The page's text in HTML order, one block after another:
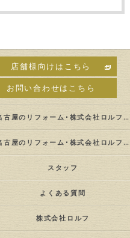
店舗様向けはこちら
お問い合わせはこちら
名古屋のリフォーム･株式会社ロルフの口コミ情報
名古屋のリフォーム･株式会社ロルフのお客様の声
スタッフ
よくある質問
株式会社ロルフ